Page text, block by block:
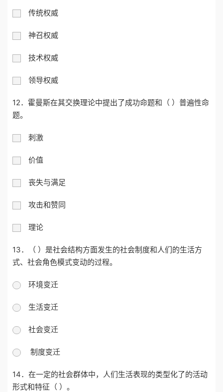
传统权威
神召权威
技术权威
领导权威
12．霍曼斯在其交换理论中提出了成功命题和（ ）普遍性命
题。
刺激
价值
丧失与满足
攻击和赞同
理论
13．（ ）是社会结构方面发生的社会制度和人们的生活方
式、社会角色模式变动的过程。
环境变迁
生活变迁
社会变迁
制度变迁
14．在一定的社会群体中，人们生活表现的类型化了的活动
形式和特征（ ）。